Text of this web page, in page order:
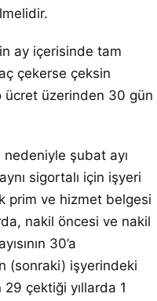
ay içerisinde tam
çekerse çeksin
ücret üzerinden 30 gün
nedeniyle şubat ayı
sigortalı için işyeri
prim ve hizmet belgesi
nakil öncesi ve nakil
30’a
(sonraki) işyerindeki
29 çektiği yıllarda 1